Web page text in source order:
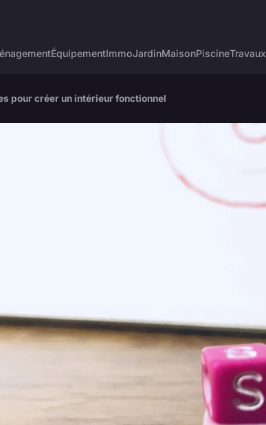
ÉquipementImmoJardinMaisonPiscineTravaux
pour créer un intérieur fonctionnel